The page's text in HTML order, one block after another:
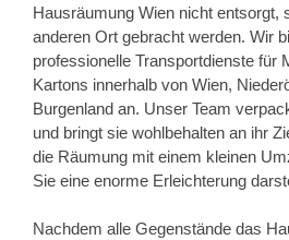
Hausräumung Wien nicht entsorgt,
anderen Ort gebracht werden. Wir
professionelle Transportdienste für
Kartons innerhalb von Wien,
Burgenland an. Unser Team
und bringt sie wohlbehalten an ihr
die Räumung mit einem kleinen
Sie eine enorme Erleichterung
Nachdem alle Gegenstände das